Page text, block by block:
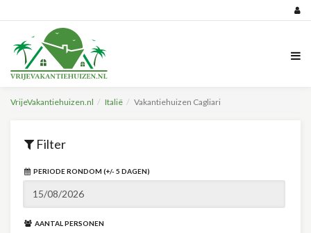
VrijeVakantiehuizen.nl Italië Vakantiehuizen Cagliari
Filter
PERIODE RONDOM (+/- 5 DAGEN)
AANTAL PERSONEN